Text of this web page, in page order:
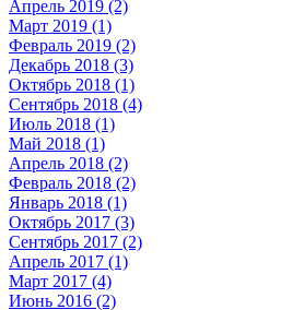
Апрель 2019 (2)
Март 2019 (1)
Февраль 2019 (2)
Декабрь 2018 (3)
Октябрь 2018 (1)
Сентябрь 2018 (4)
Июль 2018 (1)
Май 2018 (1)
Апрель 2018 (2)
Февраль 2018 (2)
Январь 2018 (1)
Октябрь 2017 (3)
Сентябрь 2017 (2)
Апрель 2017 (1)
Март 2017 (4)
Июнь 2016 (2)